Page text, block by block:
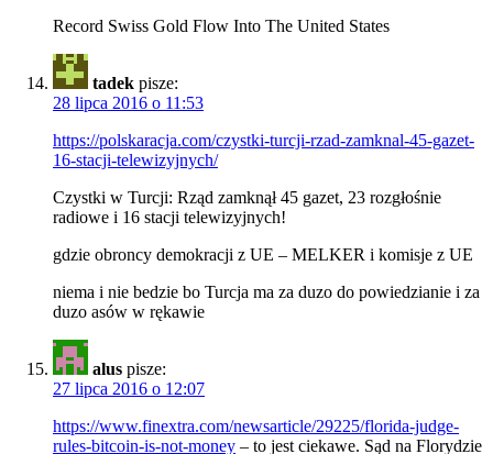
Record Swiss Gold Flow Into The United States
tadek pisze:
28 lipca 2016 o 11:53
https://polskaracja.com/czystki-turcji-rzad-zamknal-45-gazet-
16-stacji-telewizyjnych/
Czystki w Turcji: Rząd zamknął 45 gazet, 23 rozgłośnie
radiowe i 16 stacji telewizyjnych!
gdzie obroncy demokracji z UE – MELKER i komisje z UE
niema i nie bedzie bo Turcja ma za duzo do powiedzianie i za
duzo asów w rękawie
alus pisze:
27 lipca 2016 o 12:07
https://www.finextra.com/newsarticle/29225/florida-judge-
rules-bitcoin-is-not-money – to jest ciekawe. Sąd na Florydzie